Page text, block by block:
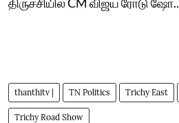
thanthitv | TN Politics Trichy East
Trichy Road Show